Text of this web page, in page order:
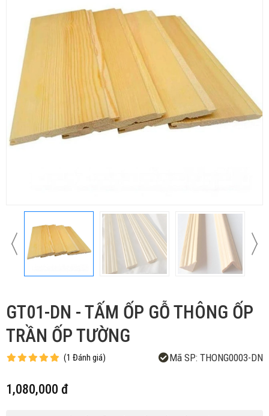
GT01-DN - TẤM ỐP GỖ THÔNG ỐP
TRẦN ỐP TƯỜNG
(1 Đánh giá) Mã SP: THONG0003-DN
1,080,000 đ